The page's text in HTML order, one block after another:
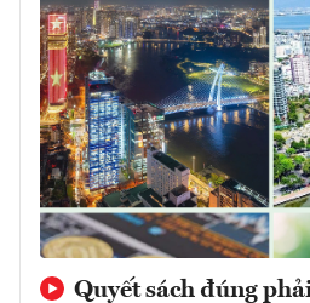
Quyết sách đúng